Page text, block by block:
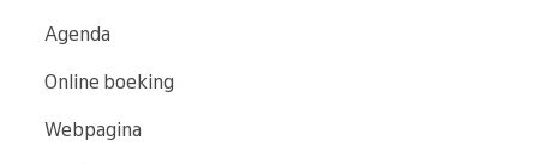
Agenda
Online boeking
Webpagina